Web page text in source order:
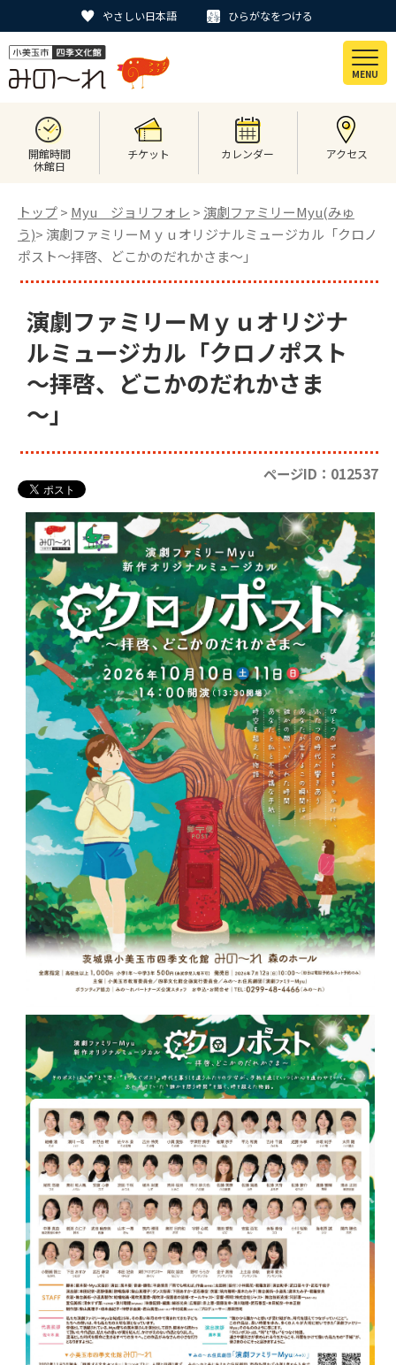
やさしい日本語 ひらがなをつける
MENU
開館時間
休館日
チケット カレンダー アクセス
トップ> Myu ジョリフォレ > 演劇ファミリーMyu(みゅ
う)> 演劇ファミリーＭｙｕオリジナルミュージカル「クロノ
ポスト～拝啓、どこかのだれかさま～」
演劇ファミリーＭｙｕオリジナ
ルミュージカル「クロノポスト
～拝啓、どこかのだれかさま
～」
ページID：012537